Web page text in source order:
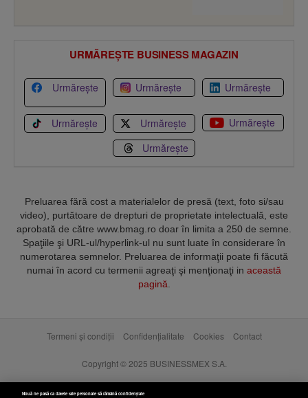
URMĂREȘTE BUSINESS MAGAZIN
Urmărește Urmărește Urmărește
Urmărește Urmărește
Urmărește
Urmărește
Preluarea fără cost a materialelor de presă (text, foto si/sau
video), purtătoare de drepturi de proprietate intelectuală, este
aprobată de către www.bmag.ro doar în limita a 250 de semne.
Spaţiile şi URL-ul/hyperlink-ul nu sunt luate în considerare în
numerotarea semnelor. Preluarea de informaţii poate fi făcută
numai în acord cu termenii agreaţi şi menţionaţi in această
pagină
Termeni și condiții Confidențialitate Cookies Contact
Copyright © 2025 BUSINESSMEX S.A.
Nouă ne pasă ca datele tale personale să rămână confidențiale